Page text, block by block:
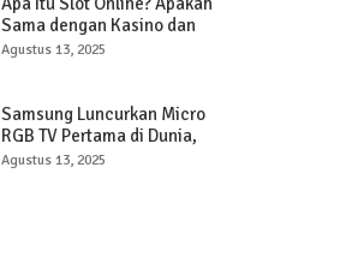
Sama dengan Kasino dan
Apakah Legal?
Agustus 13, 2025
Samsung Luncurkan Micro
RGB TV Pertama di Dunia,
Buka Era Baru Layar Ultra-
Agustus 13, 2025